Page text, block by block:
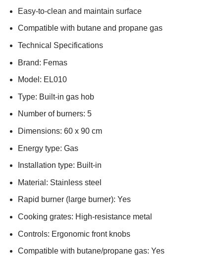
Easy-to-clean and maintain surface
Compatible with butane and propane gas
Technical Specifications
Brand: Femas
Model: EL010
Type: Built-in gas hob
Number of burners: 5
Dimensions: 60 x 90 cm
Energy type: Gas
Installation type: Built-in
Material: Stainless steel
Rapid burner (large burner): Yes
Cooking grates: High-resistance metal
Controls: Ergonomic front knobs
Compatible with butane/propane gas: Yes